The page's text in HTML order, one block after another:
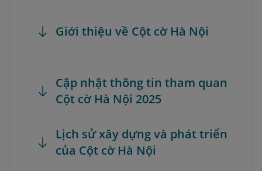
Giới thiệu về Cột cờ Hà Nội
Cập nhật thông tin tham quan
Cột cờ Hà Nội 2025
Lịch sử xây dựng và phát triển
của Cột cờ Hà Nội